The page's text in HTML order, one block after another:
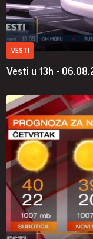
VESTI
Vesti u 13h -